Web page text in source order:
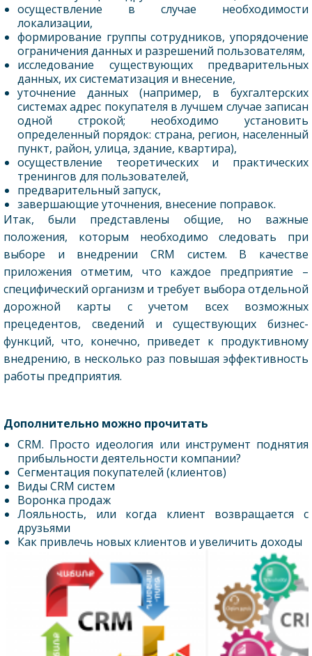
осуществление в случае необходимости
локализации,
формирование группы сотрудников, упорядочение
ограничения данных и разрешений пользователям,
исследование существующих предварительных
данных, их систематизация и внесение,
уточнение данных (например, в бухгалтерских
системах адрес покупателя в лучшем случае записан
одной строкой; необходимо установить
определенный порядок: страна, регион, населенный
пункт, район, улица, здание, квартира),
осуществление теоретических и практических
тренингов для пользователей,
предварительный запуск,
завершающие уточнения, внесение поправок.
Итак, были представлены общие, но важные
положения, которым необходимо следовать при
выборе и внедрении CRM систем. В качестве
приложения отметим, что каждое предприятие –
специфический организм и требует выбора отдельной
дорожной карты с учетом всех возможных
прецедентов, сведений и существующих бизнес-
функций, что, конечно, приведет к продуктивному
внедрению, в несколько раз повышая эффективность
работы предприятия.
Дополнительно можно прочитать
CRM. Просто идеология или инструмент поднятия
прибыльности деятельности компании?
Сегментация покупателей (клиентов)
Виды CRM систем
Воронка продаж
Лояльность, или когда клиент возвращается с
друзьями
Как привлечь новых клиентов и увеличить доходы